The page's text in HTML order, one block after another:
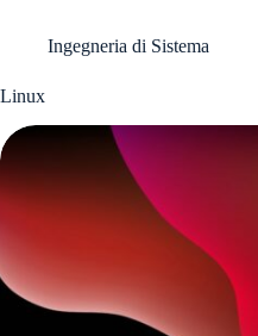
Ingegneria di Sistema
Linux